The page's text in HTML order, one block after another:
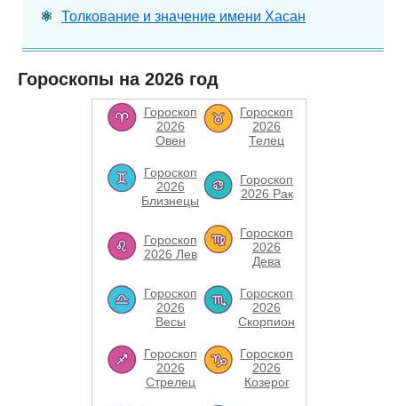
Толкование и значение имени Хасан
Гороскопы на 2026 год
Гороскоп
2026
Овен
Гороскоп
2026
Телец
Гороскоп
2026
Близнецы
Гороскоп
2026 Рак
Гороскоп
2026 Лев
Гороскоп
2026
Дева
Гороскоп
2026
Весы
Гороскоп
2026
Скорпион
Гороскоп
2026
Стрелец
Гороскоп
2026
Козерог